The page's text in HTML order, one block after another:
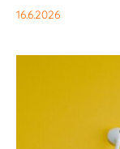
16.6.2026